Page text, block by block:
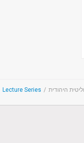
Lecture Series / היהודית